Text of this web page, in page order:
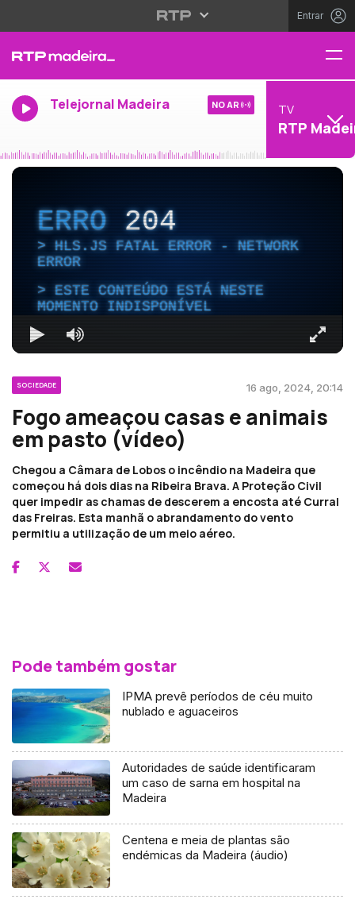
Entrar
Telejornal Madeira NO AR TV
RTP
ERRO204
HLS.JS FATAL ERROR - NETWORK
ERROR
ESTE CONTEÚDO ESTÁ NESTE
MOMENTO INDISPONÍVEL
SOCIEDADE 16 ago, 2024, 20:14
Fogo ameaçou casas e animais
em pasto (vídeo)
Chegou a Câmara de Lobos o incêndio na Madeira que
começou há dois dias na Ribeira Brava. A Proteção Civil
quer impedir as chamas de descerem a encosta até Curral
das Freiras. Esta manhã o abrandamento do vento
permitiu a utilização de um meio aéreo.
Pode também gostar
IPMA prevê períodos de céu muito
nublado e aguaceiros
Autoridades de saúde identificaram
um caso de sarna em hospital na
Madeira
Centena e meia de plantas são
endémicas da Madeira (áudio)